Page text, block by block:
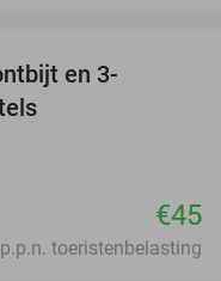
en 3-
€45
toeristenbelasting